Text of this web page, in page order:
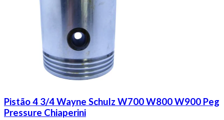
Pistão 4 3/4 Wayne Schulz W700 W800 W900 Peg
Pressure Chiaperini